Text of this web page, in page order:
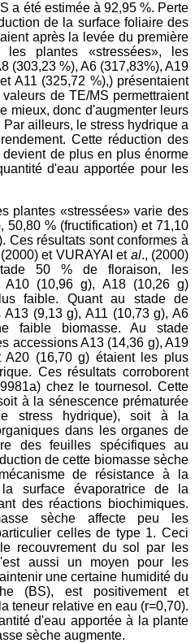
a été estimée à 92,95 %. Perte
de la surface foliaire des
après la levée du première
les plantes «stressées», les
(303,23 %), A6 (317,83%), A19
A11 (325,72 %),) présentaient
de TE/MS permettraient
mieux, donc d'augmenter leurs
ailleurs, le stress hydrique a
Cette réduction des
de plus en plus énorme
d'eau apportée pour les
plantes «stressées» varie des
50,80 % (fructification) et 71,10
Ces résultats sont conformes à
et VURAYAI et al., (2000)
50 % de floraison, les
A10 (10,96 g), A18 (10,26 g)
faible. Quant au stade de
(9,13 g), A11 (10,73 g), A6
faible biomasse. Au stade
accessions A13 (14,36 g), A19
A20 (16,70 g) étaient les plus
Ces résultats corroborent
chez le tournesol. Cette
à la sénescence prématurée
stress hydrique), soit à la
dans les organes de
des feuilles spécifiques au
de cette biomasse sèche
de résistance à la
surface évaporatrice de la
des réactions biochimiques.
sèche affecte peu les
celles de type 1. Ceci
recouvrement du sol par les
aussi un moyen pour les
une certaine humidité du
(BS), est positivement et
teneur relative en eau (r=0,70).
d'eau apportée à la plante
sèche augmente.